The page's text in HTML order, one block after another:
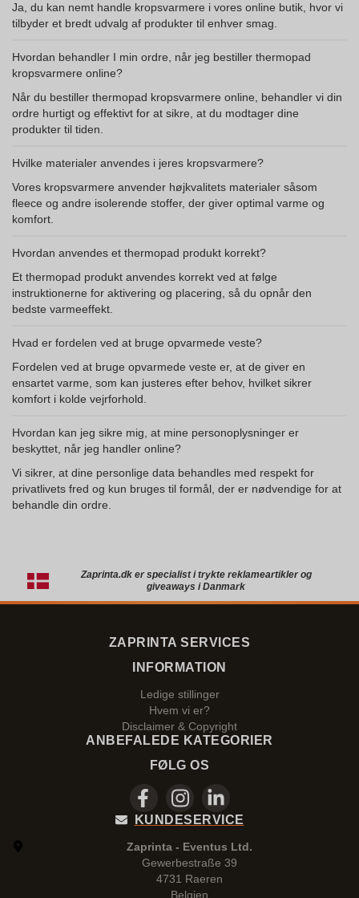
Ja, du kan nemt handle kropsvarmere i vores online butik, hvor vi
tilbyder et bredt udvalg af produkter til enhver smag.
Hvordan behandler I min ordre, når jeg bestiller thermopad
kropsvarmere online?
Når du bestiller thermopad kropsvarmere online, behandler vi din
ordre hurtigt og effektivt for at sikre, at du modtager dine
produkter til tiden.
Hvilke materialer anvendes i jeres kropsvarmere?
Vores kropsvarmere anvender højkvalitets materialer såsom
fleece og andre isolerende stoffer, der giver optimal varme og
komfort.
Hvordan anvendes et thermopad produkt korrekt?
Et thermopad produkt anvendes korrekt ved at følge
instruktionerne for aktivering og placering, så du opnår den
bedste varmeeffekt.
Hvad er fordelen ved at bruge opvarmede veste?
Fordelen ved at bruge opvarmede veste er, at de giver en
ensartet varme, som kan justeres efter behov, hvilket sikrer
komfort i kolde vejrforhold.
Hvordan kan jeg sikre mig, at mine personoplysninger er
beskyttet, når jeg handler online?
Vi sikrer, at dine personlige data behandles med respekt for
privatlivets fred og kun bruges til formål, der er nødvendige for at
behandle din ordre.
Zaprinta.dk er specialist i trykte reklameartikler og
giveaways i Danmark
ZAPRINTA SERVICES
INFORMATION
Ledige stillinger
Hvem vi er?
Disclaimer & Copyright
ANBEFALEDE KATEGORIER
FØLG OS
KUNDESERVICE
Zaprinta - Eventus Ltd.
Gewerbestraße 39
4731 Raeren
Belgien